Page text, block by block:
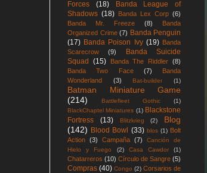
Forces
(18)
Banda League of
Shadows (18) Banda Lex Corp (6)
Banda Mr. Freeze
(8)
Banda
Organized Crime (7) Banda Penguin
(17) Banda Poison Ivy (19) Banda
Scarecrow
(9)
Banda Suicide
Squad
(15) Banda The Riddler (8)
Banda Two Face
(7)
Banda
Wonderland
(3) Bat-builder (1)
Batman Miniature Game
(214)
Battlefleet Gothic
(1)
BlackChaptel Miniatures (1) Blackstone
Fortress
(13) Blitzkrieg (2)
Blog
(142) Blood Bowl (33) blos (1) Bolt
Action (3) Campaña (7)
Canción de
Hielo y Fuego
(2) Casa Cawdor (1)
Chatarreros (10) Círculo de Sangre (5)
Compras (40) Congo (2) Corsarios de